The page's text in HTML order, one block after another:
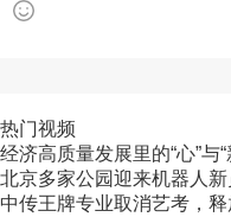
热门视频
经济高质量发展里的“心”与
北京多家公园迎来机器人
中传王牌专业取消艺考，释